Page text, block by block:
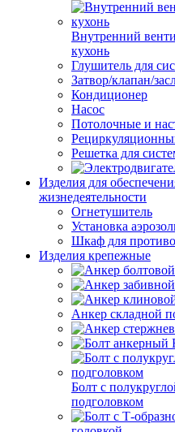
Внутренний
кухонь
Глушитель для
Затвор/клапан/
Кондиционер
Насос
Потолочные и
Решетка для
Изделия для
жизнедеятельности
Огнетушитель
Установка
Шкаф для
Изделия крепежные
Анкер складной
Болт с
подголовком